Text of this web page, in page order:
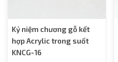
Kỷ niệm chương gỗ kết
hợp Acrylic trong suốt
KNCG-16